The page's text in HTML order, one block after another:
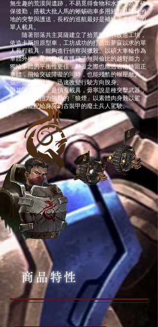
無生趣的荒漠與遺跡，不易覓得食物和水源，為了確
保後勤，搭載大批人馬的蜥蜴砲車多用於有具體目的
地的突擊與護送，長程的巡航最好是補給需求較少的
單人載具。
隨著部落共主莫薩建立了拾荒體系和改造工坊，
依造卡斯坦原型車，工坊成功的打造出夢寐以求的單
人長程載具，能夠進行偵察與獵殺。以碩大車輪作為
車體外框，使飆輪機車獲得了無與倫比的越野能力，
獨輪車體的平衡性更佳，翻覆之際也能透過輪轉回正
車體，飛輪突破障礙的同時，也能殘酷的輾壓敵人，
並一個打轉迴旋、迅速改變行駛方向脫身。
與其說「狼煙」是偵蒐載具，毋寧說是種突擊武器，
相應的是，扭力強勁的「狼煙」以素體肉身難以駕
馭，只能配給身穿幻古裝甲的廢土兵人駕駛。
商品特性